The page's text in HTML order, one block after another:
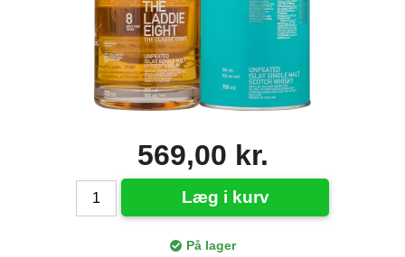
569,00 kr.
Læg i kurv
På lager